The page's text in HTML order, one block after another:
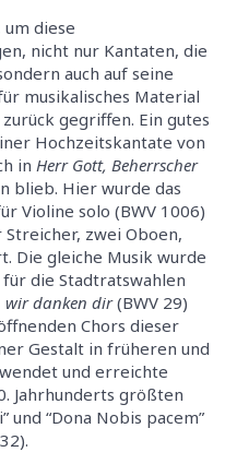
diese
nicht nur Kantaten, die
auch auf seine
musikalisches Material
gegriffen. Ein gutes
Hochzeitskantate von
in Herr Gott, Beherrscher
blieb. Hier wurde das
Violine solo (BWV 1006)
zwei Oboen,
Die gleiche Musik wurde
die Stadtratswahlen
wir danken dir(BWV 29)
Chors dieser
Gestalt in früheren und
und erreichte
Jahrhunderts größten
und “Dona Nobis pacem”